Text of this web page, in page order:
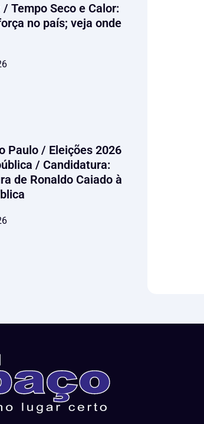
Tempo Seco e Calor:
no país; veja onde
Paulo / Eleições 2026
/ Candidatura:
de Ronaldo Caiado à